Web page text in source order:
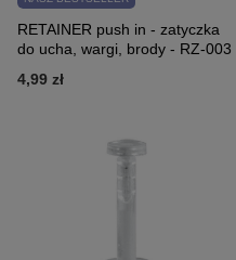
RETAINER push in - zatyczka
do ucha, wargi, brody - RZ-003
4,99 zł